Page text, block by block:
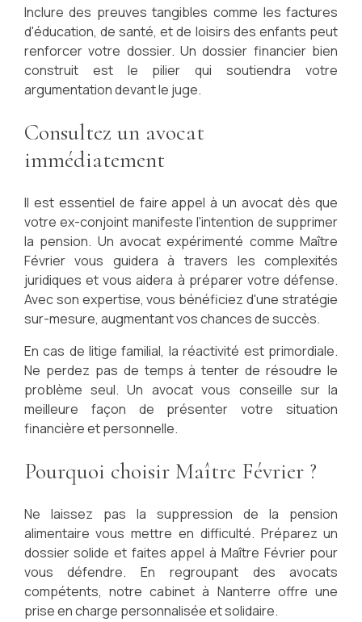
Inclure des preuves tangibles comme les factures
d'éducation, de santé, et de loisirs des enfants peut
renforcer votre dossier. Un dossier financier bien
construit est le pilier qui soutiendra votre
argumentation devant le juge.
Consultez un avocat
immédiatement
Il est essentiel de faire appel à un avocat dès que
votre ex-conjoint manifeste l'intention de supprimer
la pension. Un avocat expérimenté comme Maître
Février vous guidera à travers les complexités
juridiques et vous aidera à préparer votre défense.
Avec son expertise, vous bénéficiez d'une stratégie
sur-mesure, augmentant vos chances de succès.
En cas de litige familial, la réactivité est primordiale.
Ne perdez pas de temps à tenter de résoudre le
problème seul. Un avocat vous conseille sur la
meilleure façon de présenter votre situation
financière et personnelle.
Pourquoi choisir Maître Février ?
Ne laissez pas la suppression de la pension
alimentaire vous mettre en difficulté. Préparez un
dossier solide et faites appel à Maître Février pour
vous défendre. En regroupant des avocats
compétents, notre cabinet à Nanterre offre une
prise en charge personnalisée et solidaire.